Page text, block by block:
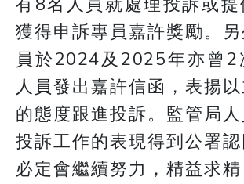
有8名人員就處理投訴或
獲得申訴專員嘉許獎勵。
員於2024及2025年亦曾2
人員發出嘉許信函，表揚
的態度跟進投訴。監管局
投訴工作的表現得到公署
必定會繼續努力，精益求